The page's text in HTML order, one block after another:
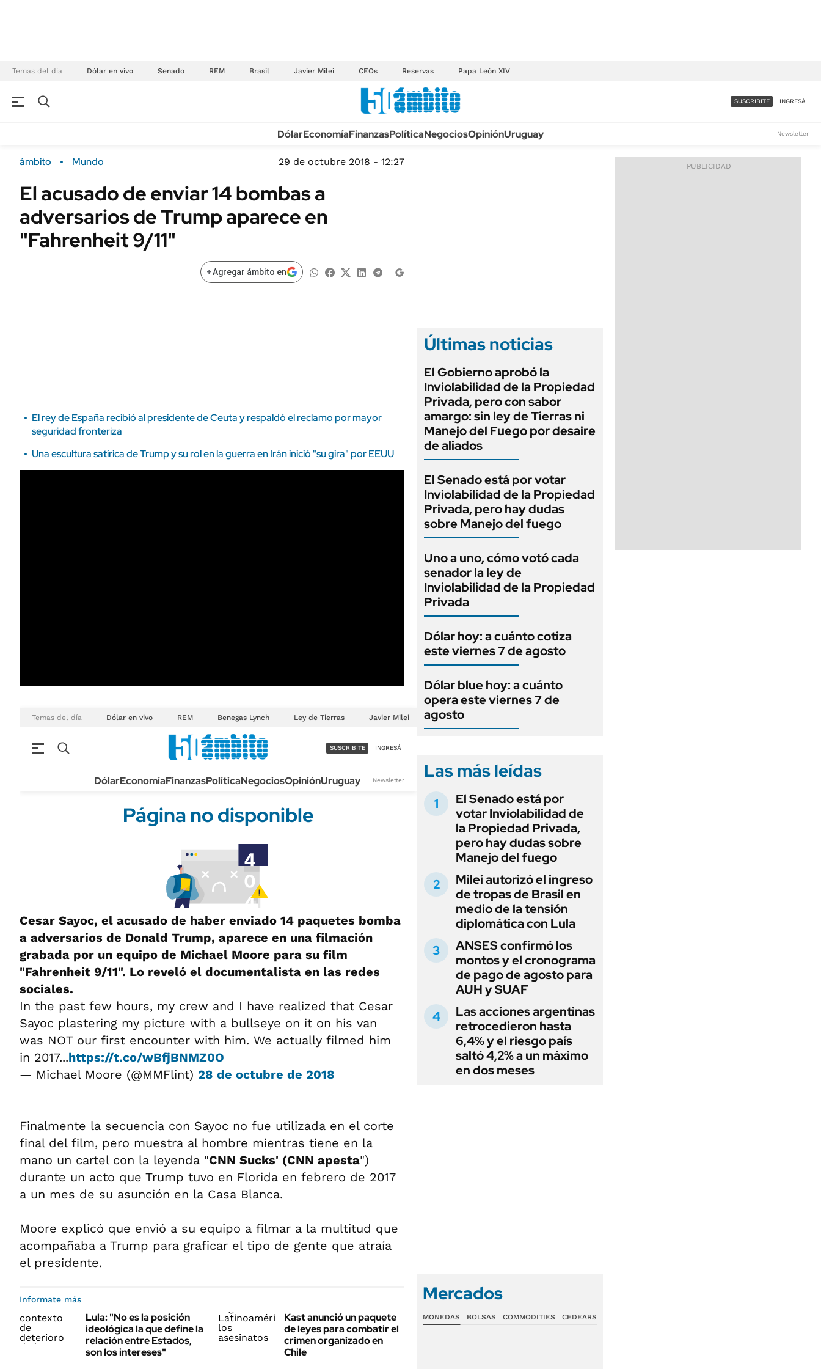
Temas del día Dólar en vivo Senado REM Brasil Javier Milei CEOs Reservas Papa León XIV
Campo
FINANZAS
Dólar
Sustentabilidad
Seguros
ENERGY REPORT
TECNOLOGÍA
MÉXICO
MUNDO
INFORMACIÓN GENERAL
ACCESO FULL - $1.800/MES
SUSCRIBITE INGRESÁ
DólarEconomíaFinanzasPolíticaNegociosOpiniónUruguay Newsletter
ámbito Mundo 29 de octubre 2018 - 12:27
El acusado de enviar 14 bombas a
adversarios de Trump aparece en
"Fahrenheit 9/11"
+Agregar ámbito en
El rey de España recibió al presidente de Ceuta y respaldó el reclamo por mayor
seguridad fronteriza
Una escultura satírica de Trump y su rol en la guerra en Irán inició "su gira" por EEUU
Cesar Sayoc, el acusado de haber enviado 14 paquetes bomba
a adversarios de Donald Trump, aparece en una filmación
grabada por un equipo de Michael Moore para su film
"Fahrenheit 9/11". Lo reveló el documentalista en las redes
sociales.
In the past few hours, my crew and I have realized that Cesar
Sayoc plastering my picture with a bullseye on it on his van
was NOT our first encounter with him. We actually filmed him
in 2017...https://t.co/wBfjBNMZ0O
— Michael Moore (@MMFlint) 28 de octubre de 2018
Finalmente la secuencia con Sayoc no fue utilizada en el corte
final del film, pero muestra al hombre mientras tiene en la
mano un cartel con la leyenda "CNN Sucks' (CNN apesta")
durante un acto que Trump tuvo en Florida en febrero de 2017
a un mes de su asunción en la Casa Blanca.
Moore explicó que envió a su equipo a filmar a la multitud que
acompañaba a Trump para graficar el tipo de gente que atraía
el presidente.
Informate más
Lula: "No es la posición
ideológica la que define la
relación entre Estados,
son los intereses"
Kast anunció un paquete
de leyes para combatir el
crimen organizado en
Chile
Últimas noticias
El Gobierno aprobó la
Inviolabilidad de la Propiedad
Privada, pero con sabor
amargo: sin ley de Tierras ni
Manejo del Fuego por desaire
de aliados
El Senado está por votar
Inviolabilidad de la Propiedad
Privada, pero hay dudas
sobre Manejo del fuego
Uno a uno, cómo votó cada
senador la ley de
Inviolabilidad de la Propiedad
Privada
Dólar hoy: a cuánto cotiza
este viernes 7 de agosto
Dólar blue hoy: a cuánto
opera este viernes 7 de
agosto
Las más leídas
El Senado está por
votar Inviolabilidad de
la Propiedad Privada,
pero hay dudas sobre
Manejo del fuego
Milei autorizó el ingreso
de tropas de Brasil en
medio de la tensión
diplomática con Lula
ANSES confirmó los
montos y el cronograma
de pago de agosto para
AUH y SUAF
Las acciones argentinas
retrocedieron hasta
6,4% y el riesgo país
saltó 4,2% a un máximo
en dos meses
Mercados
MONEDAS BOLSAS COMMODITIES CEDEARS